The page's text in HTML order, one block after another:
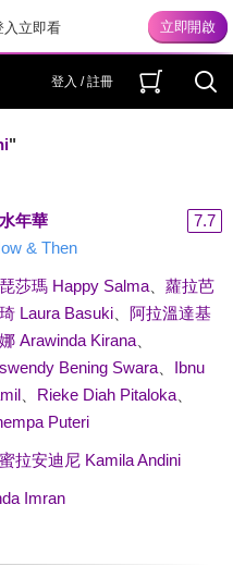
入立即看
登入 / 註冊
"
年華
7.7
& Then
莎瑪 Happy Salma、 蘿拉芭
Laura Basuki、 阿拉溫達基
Arawinda Kirana、
Bening Swara、 Ibnu
、 Rieke Diah Pitaloka、
Puteri
拉安迪尼 Kamila Andini
Imran